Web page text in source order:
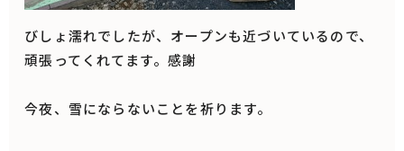
びしょ濡れでしたが、オープンも近づいているので、
頑張ってくれてます。感謝
今夜、雪にならないことを祈ります。